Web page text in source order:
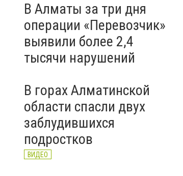
В Алматы за три дня
операции «Перевозчик»
выявили более 2,4
тысячи нарушений
В горах Алматинской
области спасли двух
заблудившихся
подростков
ВИДЕО